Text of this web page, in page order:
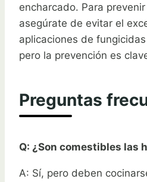
encharcado. Para
asegúrate de evitar el
aplicaciones de
pero la prevención es
Preguntas
Q: ¿Son comestibles las
A: Sí, pero deben